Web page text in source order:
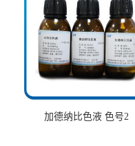
加德纳比色液 色号2